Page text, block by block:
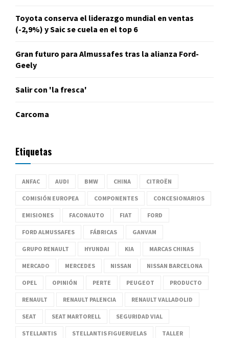
Toyota conserva el liderazgo mundial en ventas
(-2,9%) y Saic se cuela en el top 6
Gran futuro para Almussafes tras la alianza Ford-
Geely
Salir con 'la fresca'
Carcoma
Etiquetas
ANFAC AUDI BMW CHINA CITROËN
COMISIÓN EUROPEA COMPONENTES CONCESIONARIOS
EMISIONES FACONAUTO FIAT FORD
FORD ALMUSSAFES FÁBRICAS GANVAM
GRUPO RENAULT HYUNDAI KIA MARCAS CHINAS
MERCADO MERCEDES NISSAN NISSAN BARCELONA
OPEL OPINIÓN PERTE PEUGEOT PRODUCTO
RENAULT RENAULT PALENCIA RENAULT VALLADOLID
SEAT SEAT MARTORELL SEGURIDAD VIAL
STELLANTIS STELLANTIS FIGUERUELAS TALLER